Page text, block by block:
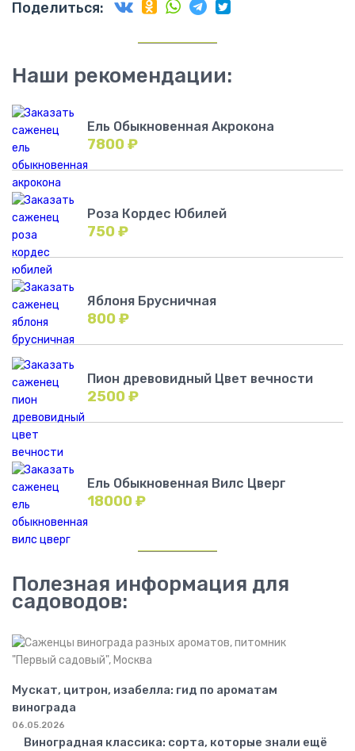
Поделиться:
Наши рекомендации:
Ель Обыкновенная Акрокона
7800₽
Роза Кордес Юбилей
750₽
Яблоня Брусничная
800₽
Пион древовидный Цвет вечности
2500₽
Ель Обыкновенная Вилс Цверг
18000₽
Полезная информация для
садоводов:
Мускат, цитрон, изабелла: гид по ароматам
винограда
06.05.2026
Виноградная классика: сорта, которые знали ещё